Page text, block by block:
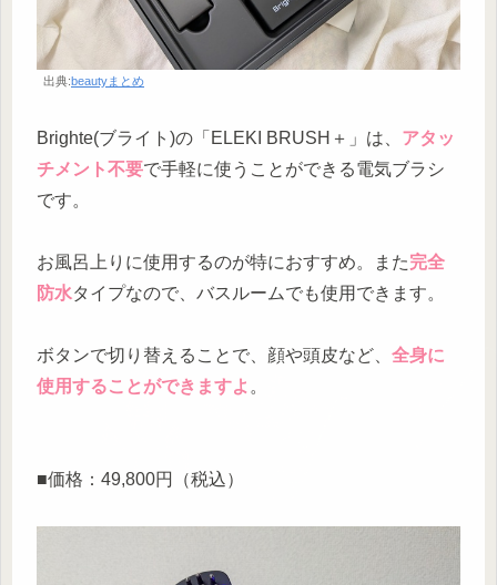
出典:beautyまとめ
Brighte(ブライト)の「ELEKI BRUSH＋」は、 アタッ
チメント不要で手軽に使うことができる電気ブラシ
です。
お風呂上りに使用するのが特におすすめ。また完全
防水タイプなので、バスルームでも使用できます。
ボタンで切り替えることで、顔や頭皮など、 全身に
使用することができますよ 。
■価格：49,800円（税込）